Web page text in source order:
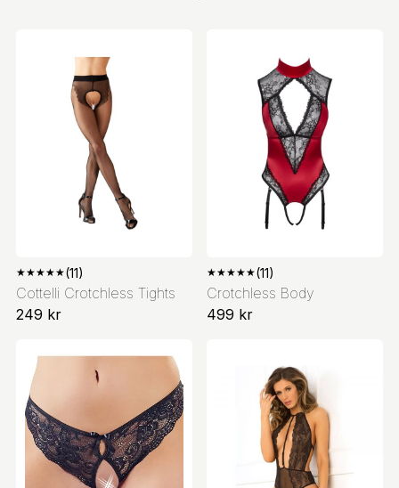
★★★★★(11)
Cottelli Crotchless Tights
249 kr
★★★★★(11)
Crotchless Body
499 kr